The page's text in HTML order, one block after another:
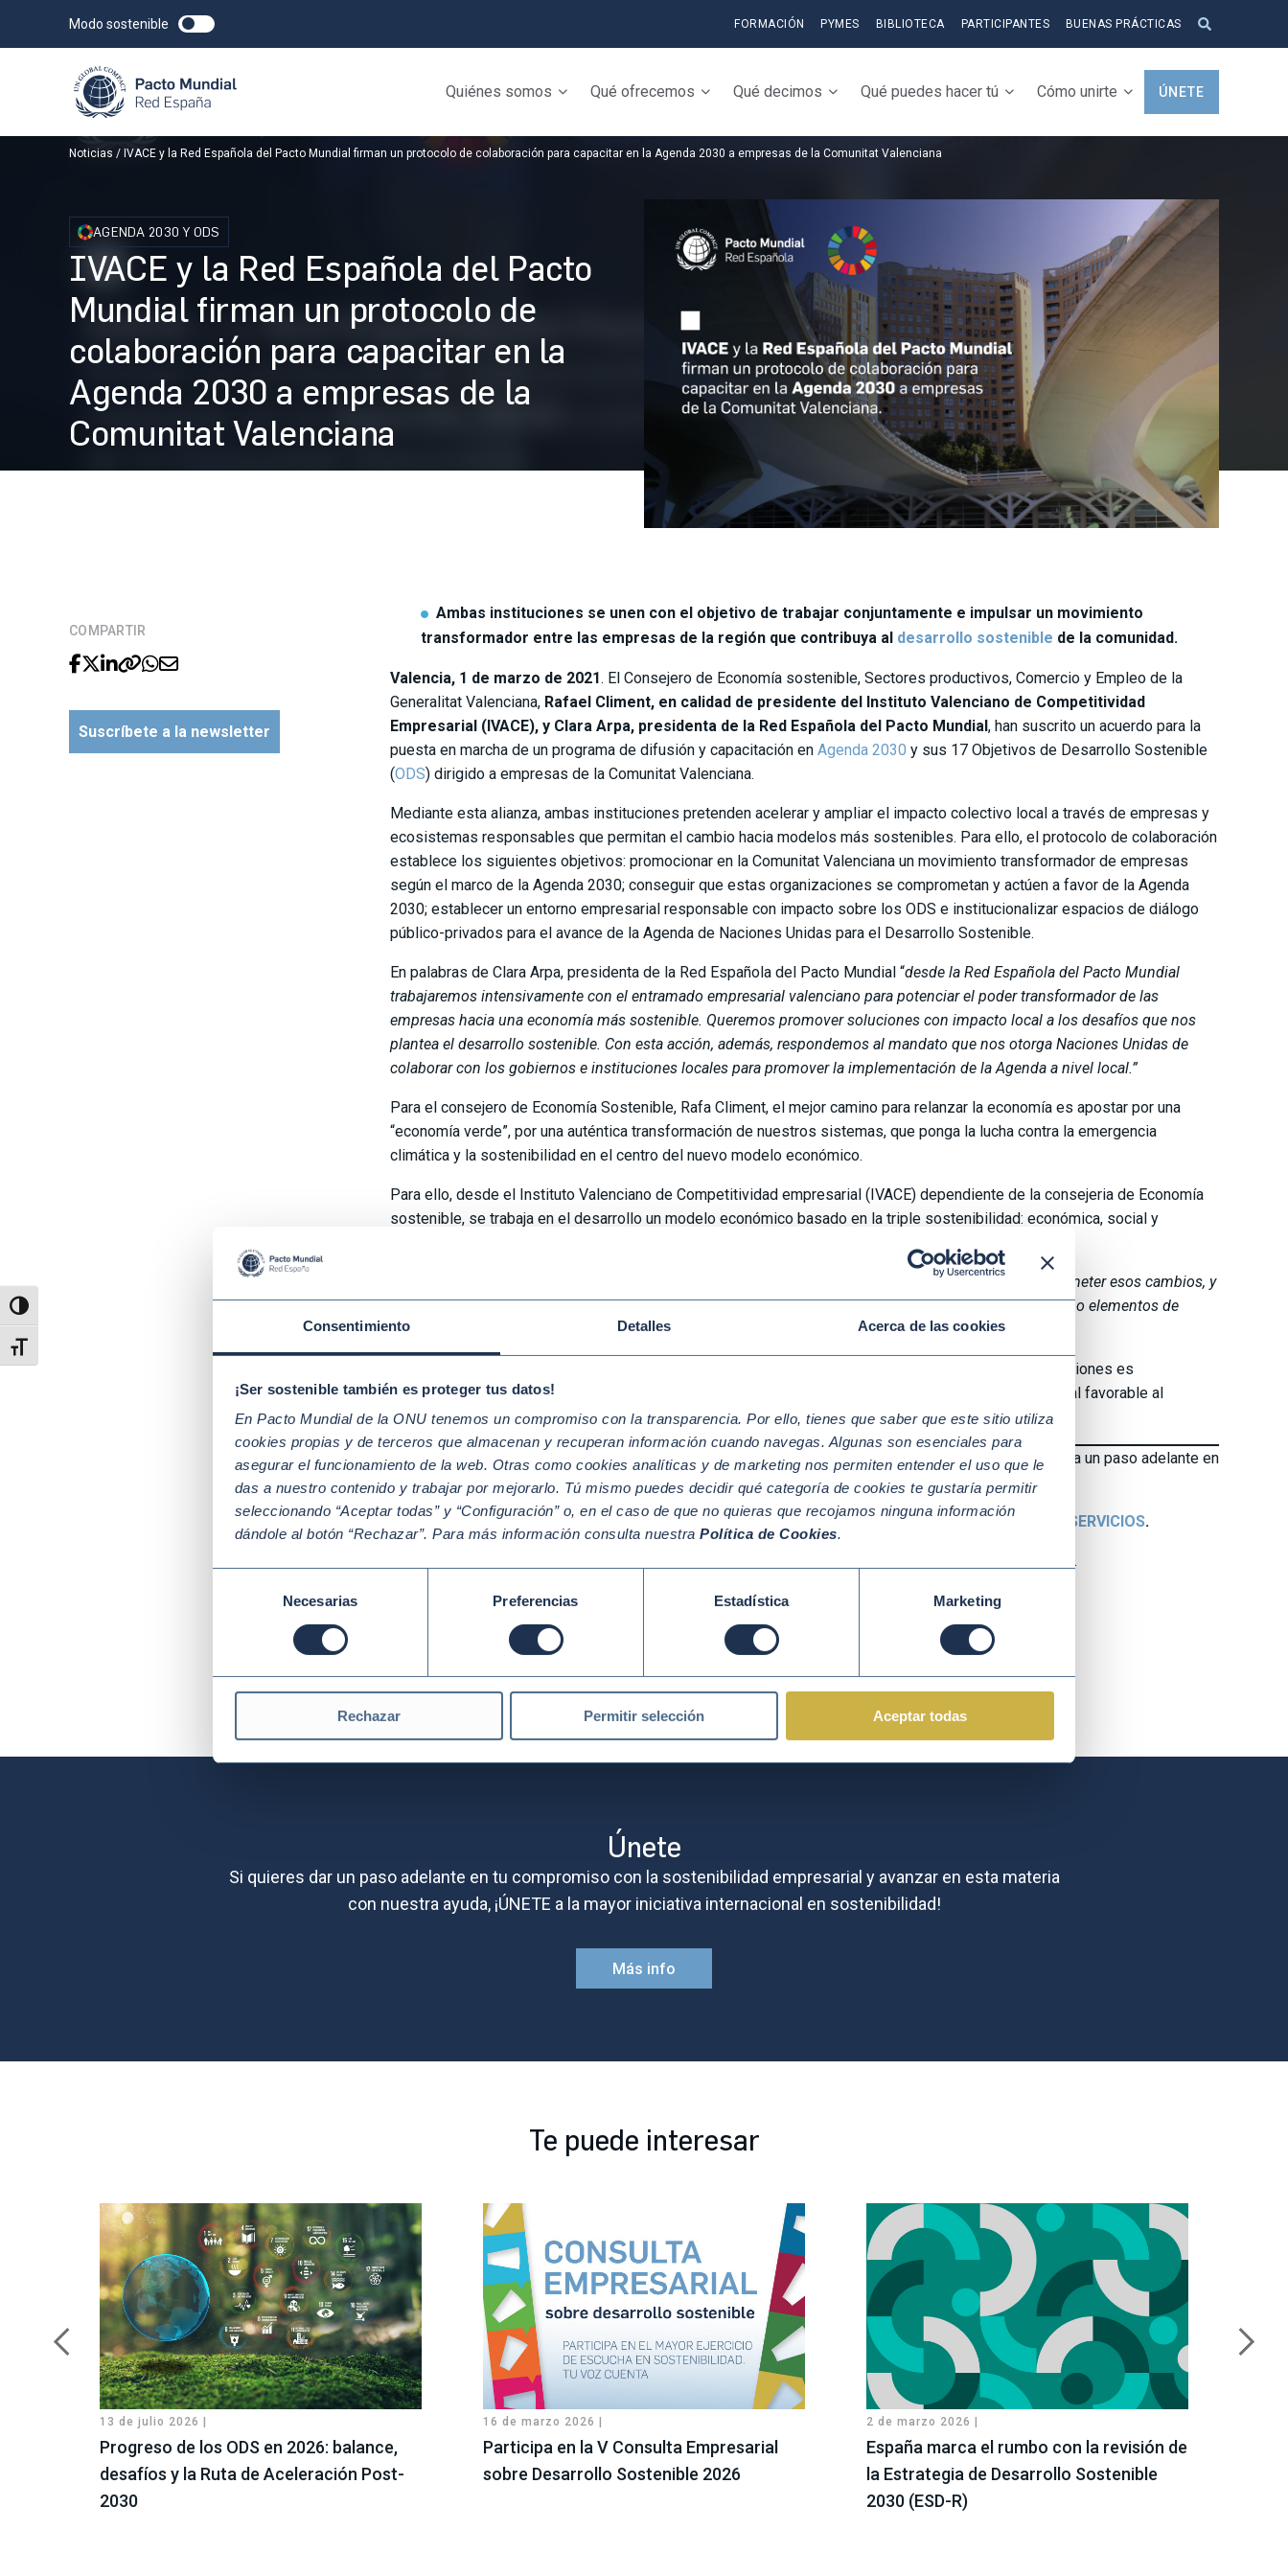
Consentimiento Detalles Acerca de las cookies
¡Ser sostenible también es proteger tus datos!
En Pacto Mundial de la ONU tenemos un compromiso con la transparencia. Por ello, tienes que saber que este sitio utiliza
cookies propias y de terceros que almacenan y recuperan información cuando navegas. Algunas son esenciales para
asegurar el funcionamiento de la web. Otras como cookies analíticas y de marketing nos permiten entender el uso que le
das a nuestro contenido y trabajar por mejorarlo. Tú mismo puedes decidir qué categoría de cookies te gustaría permitir
seleccionando “Aceptar todas” y “Configuración” o, en el caso de que no quieras que recojamos ninguna información
dándole al botón “Rechazar”. Para más información consulta nuestra Política de Cookies.
consentimiento
Necesarias Preferencias Estadística Marketing
Rechazar Permitir selección Aceptar todas
Alternar alto contraste
Alternar tamaño de letra
Modo sostenible FORMACIÓN PYMES BIBLIOTECA PARTICIPANTES BUENAS PRÁCTICAS
Quiénes somos Qué ofrecemos Qué decimos Qué puedes hacer tú Cómo unirte ÚNETE
Noticias IVACE y la Red Española del Pacto Mundial firman un protocolo de colaboración para capacitar en la Agenda 2030 a empresas de la Comunitat Valenciana
AGENDA 2030 Y ODS
IVACE y la Red Española del Pacto
Mundial firman un protocolo de
colaboración para capacitar en la
Agenda 2030 a empresas de la
Comunitat Valenciana
COMPARTIR
Suscríbete a la newsletter
Ambas instituciones se unen con el objetivo de trabajar conjuntamente e impulsar un movimiento
transformador entre las empresas de la región que contribuya al desarrollo sostenible de la comunidad.
Valencia, 1 de marzo de 2021. El Consejero de Economía sostenible, Sectores productivos, Comercio y Empleo de la
Generalitat Valenciana, Rafael Climent, en calidad de presidente del Instituto Valenciano de Competitividad
Empresarial (IVACE), y Clara Arpa, presidenta de la Red Española del Pacto Mundial , han suscrito un acuerdo para la
puesta en marcha de un programa de difusión y capacitación en Agenda 2030 y sus 17 Objetivos de Desarrollo Sostenible
(ODS) dirigido a empresas de la Comunitat Valenciana.
Mediante esta alianza, ambas instituciones pretenden acelerar y ampliar el impacto colectivo local a través de empresas y
ecosistemas responsables que permitan el cambio hacia modelos más sostenibles. Para ello, el protocolo de colaboración
establece los siguientes objetivos: promocionar en la Comunitat Valenciana un movimiento transformador de empresas
según el marco de la Agenda 2030; conseguir que estas organizaciones se comprometan y actúen a favor de la Agenda
2030; establecer un entorno empresarial responsable con impacto sobre los ODS e institucionalizar espacios de diálogo
público-privados para el avance de la Agenda de Naciones Unidas para el Desarrollo Sostenible.
En palabras de Clara Arpa, presidenta de la Red Española del Pacto Mundial “desde la Red Española del Pacto Mundial
trabajaremos intensivamente con el entramado empresarial valenciano para potenciar el poder transformador de las
empresas hacia una economía más sostenible. Queremos promover soluciones con impacto local a los desafíos que nos
plantea el desarrollo sostenible. Con esta acción, además, respondemos al mandato que nos otorga Naciones Unidas de
colaborar con los gobiernos e instituciones locales para promover la implementación de la Agenda a nivel local.”
Para el consejero de Economía Sostenible, Rafa Climent, el mejor camino para relanzar la economía es apostar por una
“economía verde”, por una auténtica transformación de nuestros sistemas, que ponga la lucha contra la emergencia
climática y la sostenibilidad en el centro del nuevo modelo económico.
Para ello, desde el Instituto Valenciano de Competitividad empresarial (IVACE) dependiente de la consejeria de Economía
sostenible, se trabaja en el desarrollo un modelo económico basado en la triple sostenibilidad: económica, social y
“Desde el Ivace – ha añadido Climent- ayudamos a las pymes en la búsqueda de financiación para acometer esos cambios, y
apostamos por la eficiencia energética, por las energías renovables y por una movilidad sostenible como elementos de
transformación en línea con los objetivos marcados por la Unión Europea”.
Ambas organizaciones reconocen con este acuerdo que las alianzas y localizar la Agenda 2030 en regiones es
fundamental para acelerar la ambición en la consecución de los ODS y crear un ecosistema empresarial favorable al
desarrollo sostenible que encuentre nuevas oportunidades de negocio basadas en los ODS.
Si quieres formar parte del mayor movimiento mundial por la sostenibilidad ¡HAZTE SOCIO!
y da un paso adelante en
tu compromiso.
Conoce con mayor detalle nuestra aportación de valor consultando nuestro exclusivoCATÁLOGO DE SERVICIOS.
y nos pondremos en contacto contigo.
DÉCADA DE ACCIÓN
Palabras clave
Únete
Si quieres dar un paso adelante en tu compromiso con la sostenibilidad empresarial y avanzar en esta materia
con nuestra ayuda, ¡ÚNETE a la mayor iniciativa internacional en sostenibilidad!
Más info
Te puede interesar
13 de julio 2026 |
Progreso de los ODS en 2026: balance,
desafíos y la Ruta de Aceleración Post-
2030
16 de marzo 2026 |
Participa en la V Consulta Empresarial
sobre Desarrollo Sostenible 2026
2 de marzo 2026 |
España marca el rumbo con la revisión de
la Estrategia de Desarrollo Sostenible
2030 (ESD-R)